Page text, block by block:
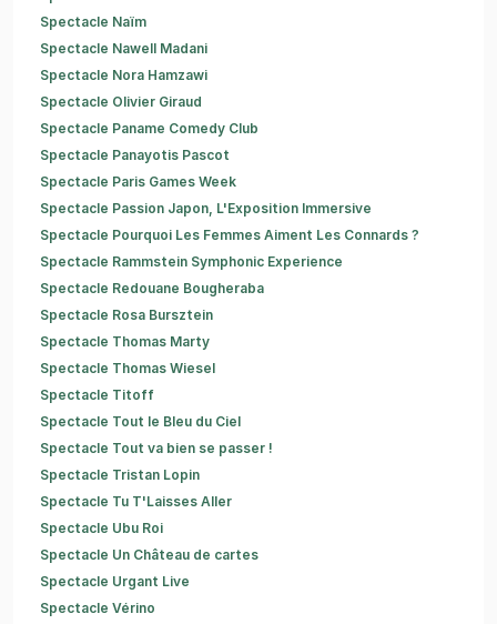
Spectacle Naïm
Spectacle Nawell Madani
Spectacle Nora Hamzawi
Spectacle Olivier Giraud
Spectacle Paname Comedy Club
Spectacle Panayotis Pascot
Spectacle Paris Games Week
Spectacle Passion Japon, L'Exposition Immersive
Spectacle Pourquoi Les Femmes Aiment Les Connards ?
Spectacle Rammstein Symphonic Experience
Spectacle Redouane Bougheraba
Spectacle Rosa Bursztein
Spectacle Thomas Marty
Spectacle Thomas Wiesel
Spectacle Titoff
Spectacle Tout le Bleu du Ciel
Spectacle Tout va bien se passer !
Spectacle Tristan Lopin
Spectacle Tu T'Laisses Aller
Spectacle Ubu Roi
Spectacle Un Château de cartes
Spectacle Urgant Live
Spectacle Vérino